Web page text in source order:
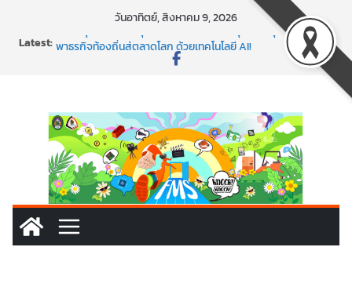
วันอาทิตย์, สิงหาคม 9, 2026
Latest:พร้อมลุยแล้ว! ปักหมุดโรดแมป AI อัปสกิลธุรกิจให้พุ่งทะยาน
พาธุรกิจท้องถิ่นสู่ตลาดโลก ด้วยเทคโนโลยี AI!
นอกจากเทคโนโลยีจะล้ำ หัวใจคนทำธุรกิจก็ต้องสตรอง!